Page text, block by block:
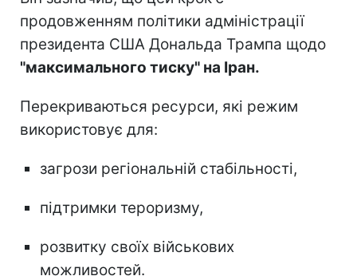
продовженням політики адміністрації
президента США Дональда Трампа щодо
"максимального тиску" на Іран.
Перекриваються ресурси, які режим
використовує для:
загрози регіональній стабільності,
підтримки тероризму,
розвитку своїх військових
можливостей.